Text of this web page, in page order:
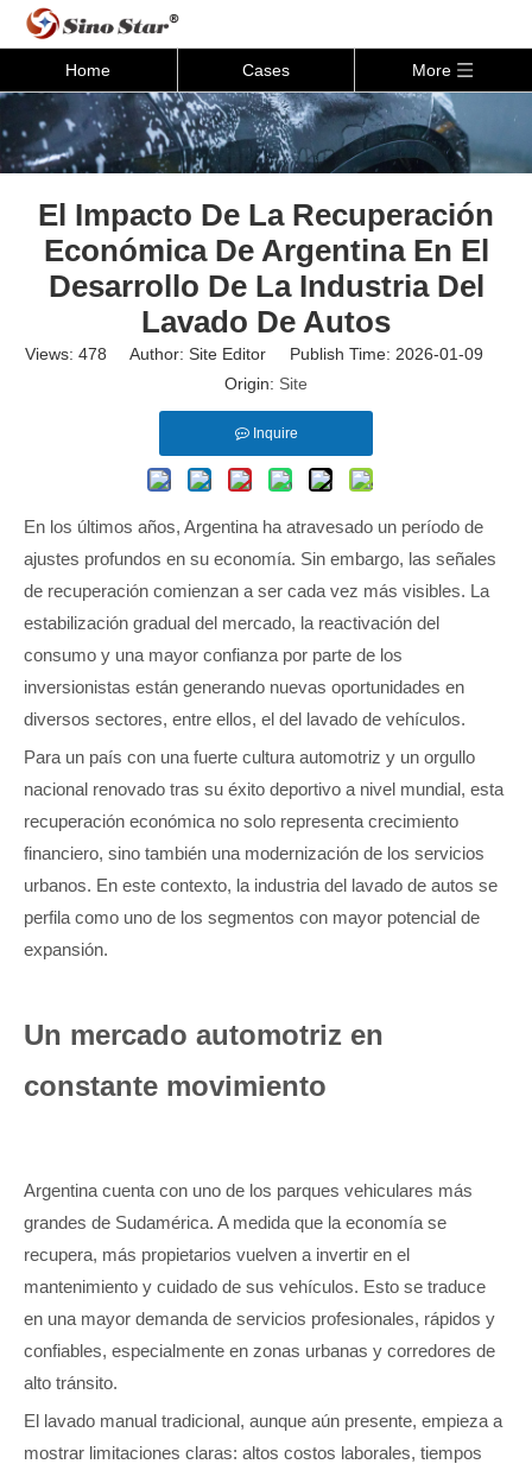
Home Cases More
El Impacto De La Recuperación
Económica De Argentina En El
Desarrollo De La Industria Del
Lavado De Autos
Views: 478 Author: Site Editor Publish Time: 2026-01-09
Origin: Site
Inquire
En los últimos años, Argentina ha atravesado un período de
ajustes profundos en su economía. Sin embargo, las señales
de recuperación comienzan a ser cada vez más visibles. La
estabilización gradual del mercado, la reactivación del
consumo y una mayor confianza por parte de los
inversionistas están generando nuevas oportunidades en
diversos sectores, entre ellos, el del lavado de vehículos.
Para un país con una fuerte cultura automotriz y un orgullo
nacional renovado tras su éxito deportivo a nivel mundial, esta
recuperación económica no solo representa crecimiento
financiero, sino también una modernización de los servicios
urbanos. En este contexto, la industria del lavado de autos se
perfila como uno de los segmentos con mayor potencial de
expansión.
Un mercado automotriz en
constante movimiento
Argentina cuenta con uno de los parques vehiculares más
grandes de Sudamérica. A medida que la economía se
recupera, más propietarios vuelven a invertir en el
mantenimiento y cuidado de sus vehículos. Esto se traduce
en una mayor demanda de servicios profesionales, rápidos y
confiables, especialmente en zonas urbanas y corredores de
alto tránsito.
El lavado manual tradicional, aunque aún presente, empieza a
mostrar limitaciones claras: altos costos laborales, tiempos